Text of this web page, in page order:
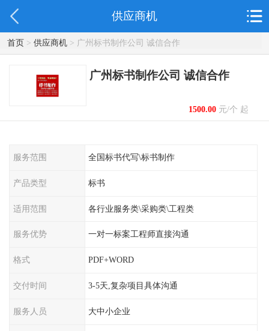
供应商机
首页> 供应商机> 广州标书制作公司 诚信合作
广州标书制作公司 诚信合作
1500.00元/个 起
服务范围 全国标书代写\标书制作
产品类型 标书
适用范围 各行业服务类\采购类\工程类
服务优势 一对一标案工程师直接沟通
格式 PDF+WORD
交付时间 3-5天,复杂项目具体沟通
服务人员 大中小企业